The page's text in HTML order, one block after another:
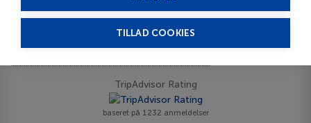
TILLAD COOKIES
TripAdvisor Rating
baseret på 1232 anmeldelser